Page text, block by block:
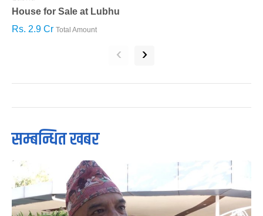
House for Sale at Lubhu
Rs. 2.9 Cr Total Amount
‹ ›
सम्बन्धित खबर